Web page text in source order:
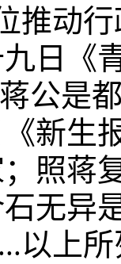
推动
日《
公是
新生
照蒋
无异
以上